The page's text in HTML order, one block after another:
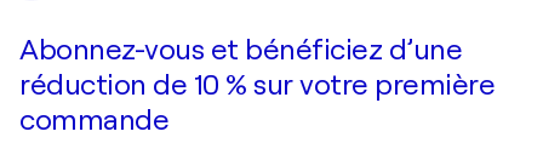
Abonnez-vous et bénéficiez d’une
réduction de 10 % sur votre première
commande